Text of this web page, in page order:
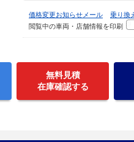
価格変更お知らせメール
乗り換
閲覧中の車両・店舗情報を印刷
無料見積
在庫確認する